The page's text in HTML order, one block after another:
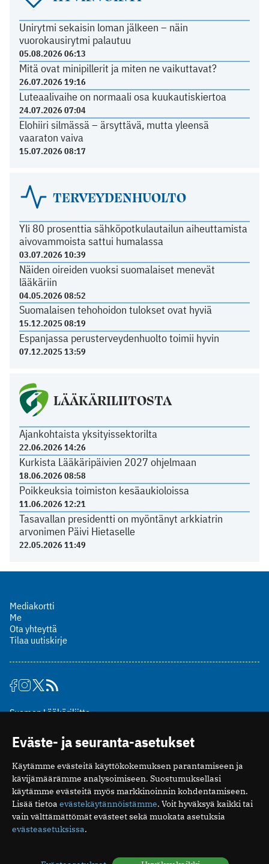
Unirytmi sekaisin loman jälkeen – näin
vuorokausirytmi palautuu
05.08.2026 06:13
Mitä ovat minipillerit ja miten ne vaikuttavat?
26.07.2026 19:16
Luteaalivaihe on normaali osa kuukautiskiertoa
24.07.2026 07:04
Elohiiri silmässä – ärsyttävä, mutta yleensä
vaaraton vaiva
15.07.2026 08:17
TERVEYDENHUOLTO
Yli 80 prosenttia sähköpotkulautailun aiheuttamista
aivovammoista sattui humalassa
03.07.2026 10:39
Näiden oireiden vuoksi suomalaiset menevät
lääkäriin
04.05.2026 08:52
Suomalaisen tehohoidon tulokset ovat hyviä
15.12.2025 08:19
Espanjassa perusterveydenhuolto toimii hyvin
07.12.2025 13:59
LÄÄKÄRILIITOSTA
Ajankohtaista yksityissektorilta
22.06.2026 14:26
Kurkista Lääkäripäivien 2027 ohjelmaan
18.06.2026 08:58
Poikkeuksia toimiston kesäaukioloissa
11.06.2026 12:21
Tasavallan presidentti on myöntänyt arkkiatrin
arvonimen Päivi Hietaselle
22.05.2026 11:49
Mediakortti
Me
Ota yhteyttä
Tilaa uutiskirje
Suomen Lääkäriliitto
00510 Helsinki
puh. (09) 393 091
toimitus@potilaanlaakarilehti.fi
ISSN 2323-9476
Eväste- ja seuranta-asetukset
Käytämme evästeitä käyttökokemuksen parantamiseen ja
kävijämäärämme analysoimiseen. Suostumuksellasi
käytämme evästeitä myös markkinoinnin kohdentamiseen.
Lisää tietoa evästekäytännöistämme. Voit hyväksyä kaikki tai
vain välttämättömät evästeet sekä muokata asetuksia
evästeasetuksissa.